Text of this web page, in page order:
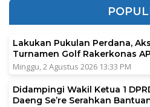
Lakukan Pukulan Perdana,
Turnamen Golf Rakerkonas
Minggu, 2 Agustus 2026 13:33 PM
Didampingi Wakil Ketua 1
Daeng Se’re Serahkan